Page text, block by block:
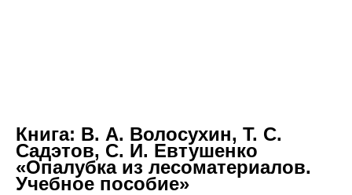
Книга: В. А. Волосухин, Т. С.
Садэтов, С. И. Евтушенко
«Опалубка из лесоматериалов.
Учебное пособие»